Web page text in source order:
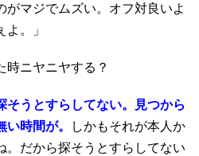
がマジでムズい。オフ対良いよ
。」
時ニヤニヤする？
そうとすらしてない。見つから
時間が。
しかもそれが本人か
。だから探そうとすらしてない